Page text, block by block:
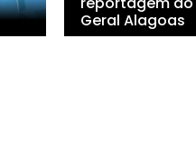
Geral Alagoas